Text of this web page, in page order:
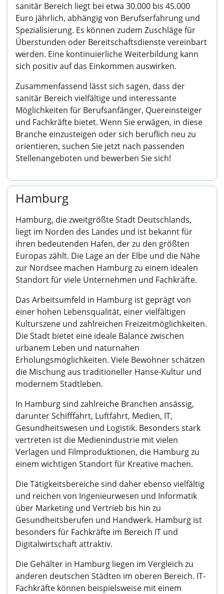
sanitär Bereich liegt bei etwa 30.000 bis 45.000
Euro jährlich, abhängig von Berufserfahrung und
Spezialisierung. Es können zudem Zuschläge für
Überstunden oder Bereitschaftsdienste vereinbart
werden. Eine kontinuierliche Weiterbildung kann
sich positiv auf das Einkommen auswirken.
Zusammenfassend lässt sich sagen, dass der
sanitär Bereich vielfältige und interessante
Möglichkeiten für Berufsanfänger, Quereinsteiger
und Fachkräfte bietet. Wenn Sie erwägen, in diese
Branche einzusteigen oder sich beruflich neu zu
orientieren, suchen Sie jetzt nach passenden
Stellenangeboten und bewerben Sie sich!
Hamburg
Hamburg, die zweitgrößte Stadt Deutschlands,
liegt im Norden des Landes und ist bekannt für
ihren bedeutenden Hafen, der zu den größten
Europas zählt. Die Lage an der Elbe und die Nähe
zur Nordsee machen Hamburg zu einem idealen
Standort für viele Unternehmen und Fachkräfte.
Das Arbeitsumfeld in Hamburg ist geprägt von
einer hohen Lebensqualität, einer vielfältigen
Kulturszene und zahlreichen Freizeitmöglichkeiten.
Die Stadt bietet eine ideale Balance zwischen
urbanem Leben und naturnahen
Erholungsmöglichkeiten. Viele Bewohner schätzen
die Mischung aus traditioneller Hanse-Kultur und
modernem Stadtleben.
In Hamburg sind zahlreiche Branchen ansässig,
darunter Schifffahrt, Luftfahrt, Medien, IT,
Gesundheitswesen und Logistik. Besonders stark
vertreten ist die Medienindustrie mit vielen
Verlagen und Filmproduktionen, die Hamburg zu
einem wichtigen Standort für Kreative machen.
Die Tätigkeitsbereiche sind daher ebenso vielfältig
und reichen von Ingenieurwesen und Informatik
über Marketing und Vertrieb bis hin zu
Gesundheitsberufen und Handwerk. Hamburg ist
besonders für Fachkräfte im Bereich IT und
Digitalwirtschaft attraktiv.
Die Gehälter in Hamburg liegen im Vergleich zu
anderen deutschen Städten im oberen Bereich. IT-
Fachkräfte können beispielsweise mit einem